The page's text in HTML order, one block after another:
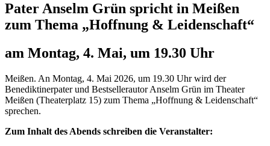
Pater Anselm Grün spricht in Meißen
zum Thema „Hoffnung & Leidenschaft“
am Montag, 4. Mai, um 19.30 Uhr
Meißen. An Montag, 4. Mai 2026, um 19.30 Uhr wird der
Benediktinerpater und Bestsellerautor Anselm Grün im Theater
Meißen (Theaterplatz 15) zum Thema „Hoffnung & Leidenschaft“
sprechen.
Zum Inhalt des Abends schreiben die Veranstalter: